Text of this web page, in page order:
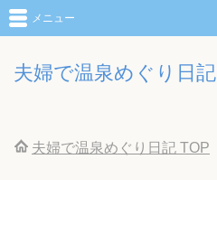
夫婦で温泉めぐり日記
メニュー
夫婦で温泉めぐり日記 TOP